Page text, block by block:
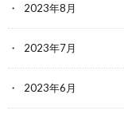
2023年8月
2023年7月
2023年6月